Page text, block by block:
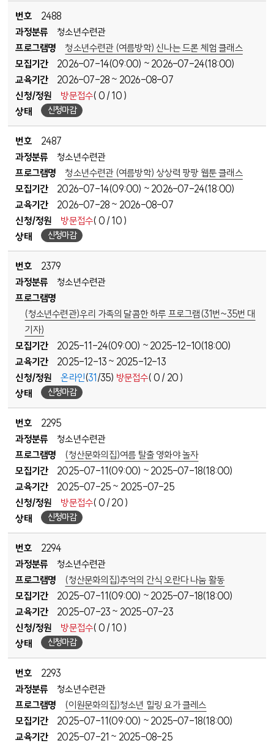
번호
2488
과정분류
청소년수련관
프로그램명
청소년수련관 (여름방학) 신나는 드론 체험 클래스
모집기간
2026-07-14(09:00) ~ 2026-07-24(18:00)
교육기간
2026-07-28 ~ 2026-08-07
신청/정원
방문접수( 0 / 10 )
상태
신청마감
번호
2487
과정분류
청소년수련관
프로그램명
청소년수련관 (여름방학) 상상력 팡팡 웹툰 클래스
모집기간
2026-07-14(09:00) ~ 2026-07-24(18:00)
교육기간
2026-07-28 ~ 2026-08-07
신청/정원
방문접수( 0 / 10 )
상태
신청마감
번호
2379
과정분류
청소년수련관
프로그램명
(청소년수련관)우리 가족의 달콤한 하루 프로그램(31번~35번 대
기자)
모집기간
2025-11-24(09:00) ~ 2025-12-10(18:00)
교육기간
2025-12-13 ~ 2025-12-13
신청/정원
온라인(31 /35) 방문접수( 0 / 20 )
상태
신청마감
번호
2295
과정분류
청소년수련관
프로그램명
(청산문화의집)여름 탈출 영화야 놀자
모집기간
2025-07-11(09:00) ~ 2025-07-18(18:00)
교육기간
2025-07-25 ~ 2025-07-25
신청/정원
방문접수( 0 / 20 )
상태
신청마감
번호
2294
과정분류
청소년수련관
프로그램명
(청산문화의집)추억의 간식 오란다 나눔 활동
모집기간
2025-07-11(09:00) ~ 2025-07-18(18:00)
교육기간
2025-07-23 ~ 2025-07-23
신청/정원
방문접수( 0 / 10 )
상태
신청마감
번호
2293
과정분류
청소년수련관
프로그램명
(이원문화의집)청소년 힐링 요가 클레스
모집기간
2025-07-11(09:00) ~ 2025-07-18(18:00)
교육기간
2025-07-21 ~ 2025-08-25